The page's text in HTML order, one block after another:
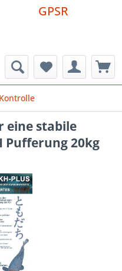
GPSR
eine stabile
Pufferung 20kg